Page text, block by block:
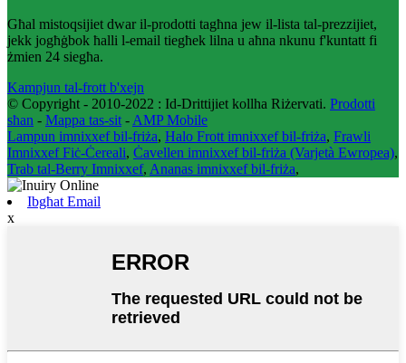
Għal mistoqsijiet dwar il-prodotti tagħna jew il-lista tal-prezzijiet,
jekk jogħġbok ħalli l-email tiegħek lilna u aħna nkunu f'kuntatt fi
żmien 24 siegħa.
Kampjun tal-frott b'xejn
© Copyright - 2010-2022 : Id-Drittijiet kollha Riżervati. Prodotti
sħan - Mappa tas-sit - AMP Mobile
Lampun imnixxef bil-friża, Halo Frott imnixxef bil-friża, Frawli
Imnixxef Fiċ-Ċereali, Ċavellen imnixxef bil-friża (Varjetà Ewropea),
Trab tal-Berry Imnixxef, Ananas imnixxef bil-friża,
Ibgħat Email
x